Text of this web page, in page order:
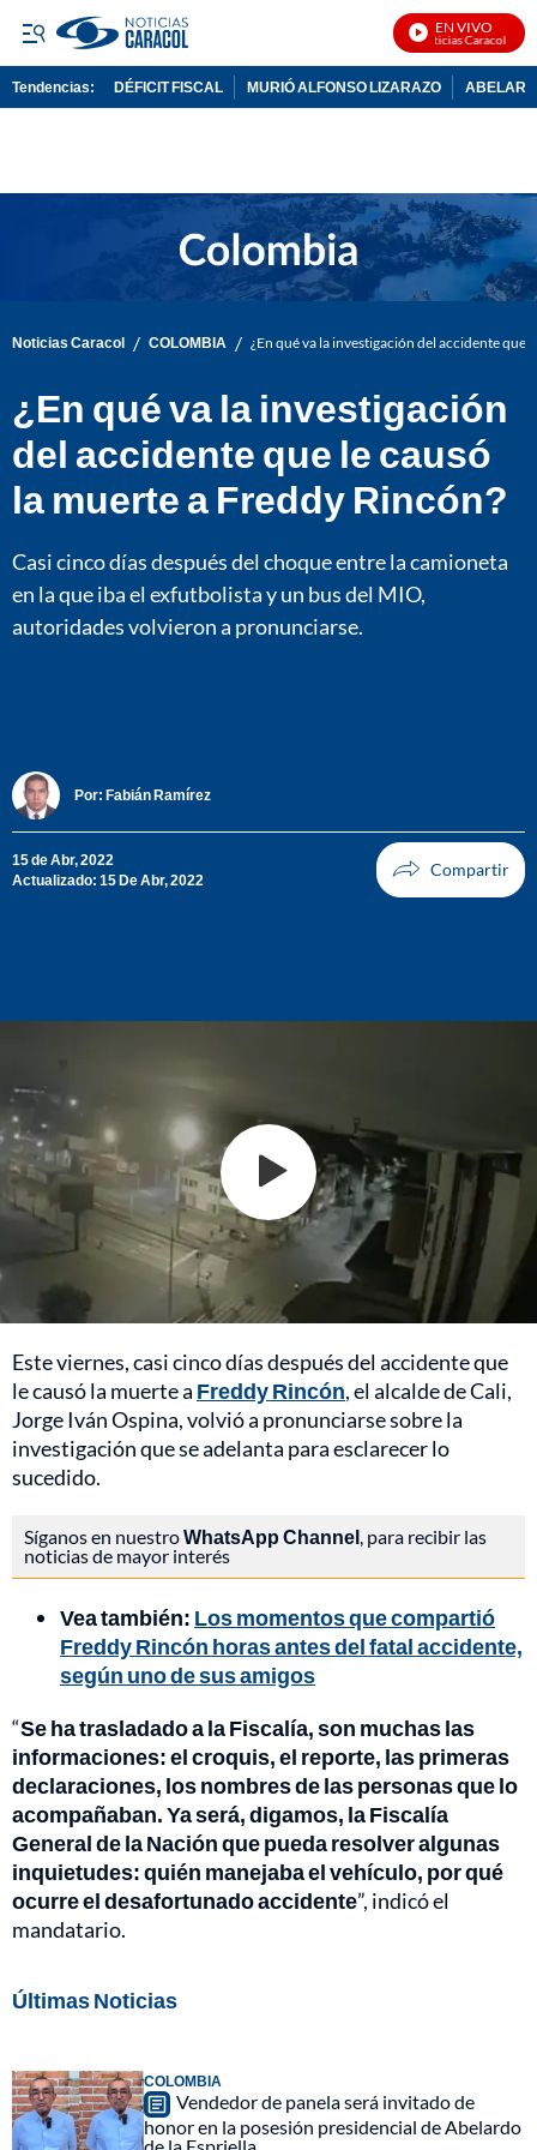
EN VIVO
Noticias Caracol En
Tendencias: DÉFICIT FISCAL MURIÓ ALFONSO LIZARAZO
Noticias Caracol / COLOMBIA / ¿En qué va la investigación del accidente que
¿En qué va la investigación
del accidente que le causó
la muerte a Freddy Rincón?
Casi cinco días después del choque entre la camioneta
en la que iba el exfutbolista y un bus del MIO,
autoridades volvieron a pronunciarse.
Por: Fabián Ramírez
15 de Abr, 2022
Actualizado: 15 De Abr, 2022
Este viernes, casi cinco días después del accidente que
le causó la muerte a Freddy Rincón, el alcalde de Cali,
Jorge Iván Ospina, volvió a pronunciarse sobre la
investigación que se adelanta para esclarecer lo
sucedido.
Síganos en nuestroWhatsApp Channel , para recibir las
noticias de mayor interés
Vea también: Los momentos que compartió
Freddy Rincón horas antes del fatal accidente,
según uno de sus amigos
“Se ha trasladado a la Fiscalía, son muchas las
informaciones: el croquis, el reporte, las primeras
declaraciones, los nombres de las personas que lo
acompañaban. Ya será, digamos, la Fiscalía
General de la Nación que pueda resolver algunas
inquietudes: quién manejaba el vehículo, por qué
ocurre el desafortunado accidente”, indicó el
mandatario.
Últimas Noticias
COLOMBIA
Vendedor de panela será invitado de
honor en la posesión presidencial de Abelardo
de la Espriella